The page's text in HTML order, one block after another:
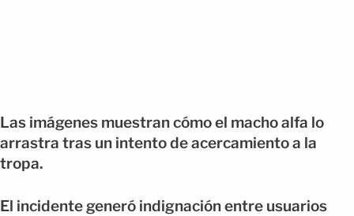
Las imágenes muestran cómo el macho alfa lo
arrastra tras un intento de acercamiento a la
tropa.
El incidente generó indignación entre usuarios